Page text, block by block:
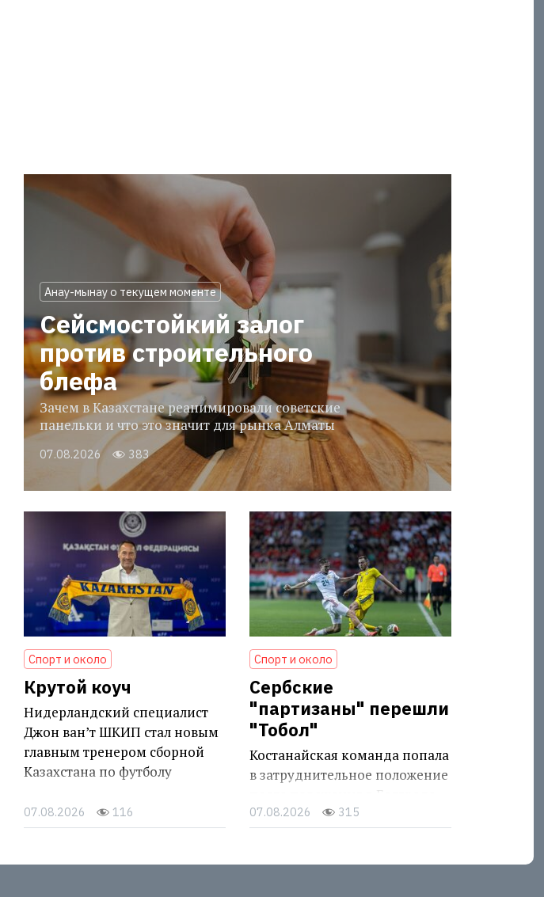
Анау-мынау о текущем моменте
Сейсмостойкий залог
против строительного
блефа
Зачем в Казахстане реанимировали советские
панельки и что это значит для рынка Алматы
07.08.2026 383
Спорт и около
Крутой коуч
Нидерландский специалист
Джон ван’т ШКИП стал новым
главным тренером сборной
Казахстана по футболу
07.08.2026 116
Спорт и около
Сербские
"партизаны" перешли
"Тобол"
Костанайская команда попала
в затруднительное положение
после поражения в Белграде
07.08.2026 315